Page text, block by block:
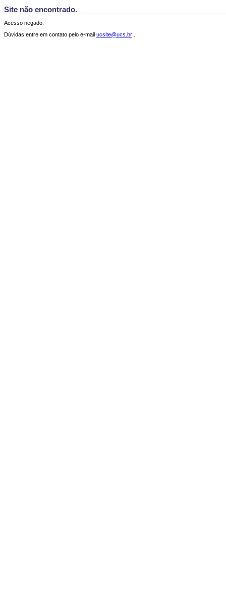
Site não encontrado.
Acesso negado.
Dúvidas entre em contato pelo e-mail ucsite@ucs.br